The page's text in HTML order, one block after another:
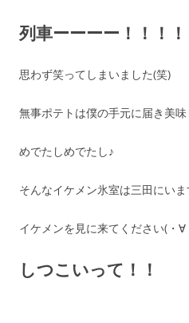
列車ーーーー！！！！
思わず笑ってしまいました(笑)
無事ポテトは僕の手元に届き美
めでたしめでたし♪
そんなイケメン氷室は三田にいま
イケメンを見に来てください(・∀
しつこいって！！